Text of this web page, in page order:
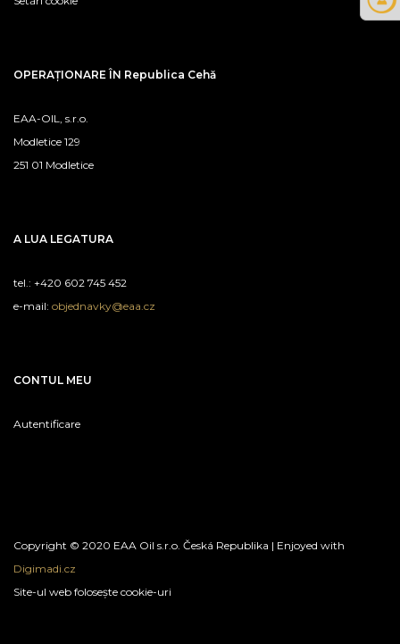
OPERAȚIONARE ÎN Republica Cehă
EAA-OIL, s.r.o.
Modletice 129
251 01 Modletice
A LUA LEGATURA
tel.: +420 602 745 452
e-mail: objednavky@eaa.cz
CONTUL MEU
Autentificare
Copyright © 2020 EAA Oil s.r.o. Česká Republika | Enjoyed with
Digimadi.cz
Site-ul web folosește cookie-uri